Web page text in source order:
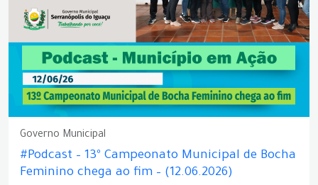
Governo Municipal
#Podcast – 13º Campeonato Municipal de Bocha
Feminino chega ao fim – (12.06.2026)